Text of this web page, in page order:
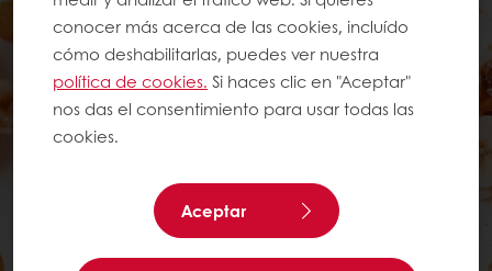
conocer más acerca de las cookies, incluído
cómo deshabilitarlas, puedes ver nuestra
política de cookies. Si haces clic en "Aceptar"
nos das el consentimiento para usar todas las
cookies.
Aceptar